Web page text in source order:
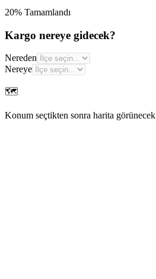
20% Tamamlandı
Kargo nereye gidecek?
Nereden
Nereye
🗺️
Konum seçtikten sonra harita görünecek